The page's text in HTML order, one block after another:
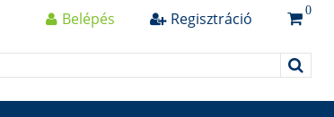
Belépés Regisztráció 0